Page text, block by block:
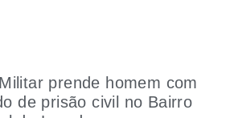
prende homem com
de prisão civil no Bairro